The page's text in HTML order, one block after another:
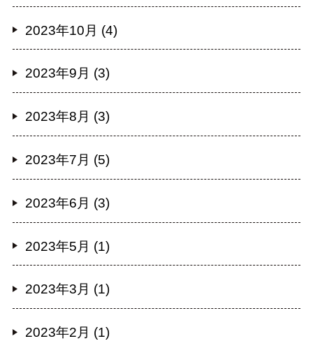
2023年10月 (4)
2023年9月 (3)
2023年8月 (3)
2023年7月 (5)
2023年6月 (3)
2023年5月 (1)
2023年3月 (1)
2023年2月 (1)